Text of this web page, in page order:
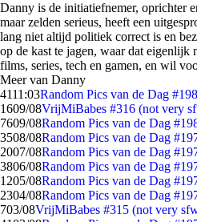
Danny is de initiatiefnemer, oprichter
maar zelden serieus, heeft een
lang niet altijd politiek correct is en
op de kast te jagen, waar dat
films, series, tech en gamen, en wil
Meer van Danny
4111:03Random Pics van de Dag
1609/08VrijMiBabes #316 (not very
7609/08Random Pics van de Dag
3508/08Random Pics van de Dag
2007/08Random Pics van de Dag
3806/08Random Pics van de Dag
1205/08Random Pics van de Dag
2304/08Random Pics van de Dag
703/08VrijMiBabes #315 (not very